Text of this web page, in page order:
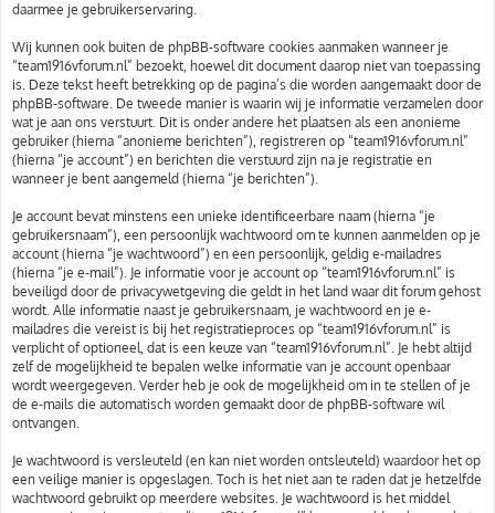
daarmee je gebruikerservaring.
Wij kunnen ook buiten de phpBB-software cookies aanmaken wanneer je
“team1916vforum.nl” bezoekt, hoewel dit document daarop niet van toepassing
is. Deze tekst heeft betrekking op de pagina’s die worden aangemaakt door de
phpBB-software. De tweede manier is waarin wij je informatie verzamelen door
wat je aan ons verstuurt. Dit is onder andere het plaatsen als een anonieme
gebruiker (hierna “anonieme berichten”), registreren op “team1916vforum.nl”
(hierna “je account”) en berichten die verstuurd zijn na je registratie en
wanneer je bent aangemeld (hierna “je berichten”).
Je account bevat minstens een unieke identificeerbare naam (hierna “je
gebruikersnaam”), een persoonlijk wachtwoord om te kunnen aanmelden op je
account (hierna “je wachtwoord”) en een persoonlijk, geldig e-mailadres
(hierna “je e-mail”). Je informatie voor je account op “team1916vforum.nl” is
beveiligd door de privacywetgeving die geldt in het land waar dit forum gehost
wordt. Alle informatie naast je gebruikersnaam, je wachtwoord en je e-
mailadres die vereist is bij het registratieproces op “team1916vforum.nl” is
verplicht of optioneel, dat is een keuze van “team1916vforum.nl”. Je hebt altijd
zelf de mogelijkheid te bepalen welke informatie van je account openbaar
wordt weergegeven. Verder heb je ook de mogelijkheid om in te stellen of je
de e-mails die automatisch worden gemaakt door de phpBB-software wil
ontvangen.
Je wachtwoord is versleuteld (en kan niet worden ontsleuteld) waardoor het op
een veilige manier is opgeslagen. Toch is het niet aan te raden dat je hetzelfde
wachtwoord gebruikt op meerdere websites. Je wachtwoord is het middel